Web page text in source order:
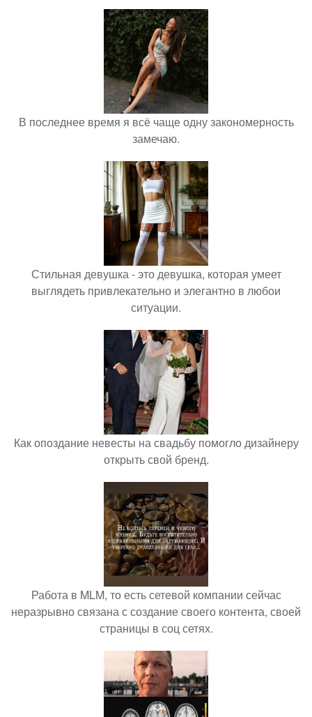
В последнее время я всё чаще одну закономерность
замечаю.
Стильная девушка - это девушка, которая умеет
выглядеть привлекательно и элегантно в любои
ситуации.
Как опоздание невесты на свадьбу помогло дизайнеру
открыть свой бренд.
Работа в MLM, то есть сетевой компании сейчас
неразрывно связана с создание своего контента, своей
страницы в соц сетях.